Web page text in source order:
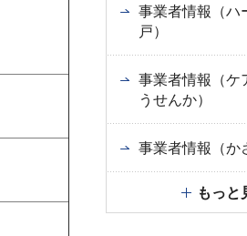
事業者情報（ハ
戸）
事業者情報（
うせんか）
事業者情報（か
もっと